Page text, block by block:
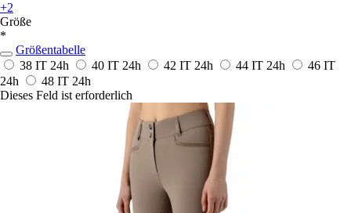
+2
Größe
*
Größentabelle
38 IT 24h 40 IT 24h 42 IT 24h 44 IT 24h
46 IT
24h
48 IT 24h
Dieses Feld ist erforderlich